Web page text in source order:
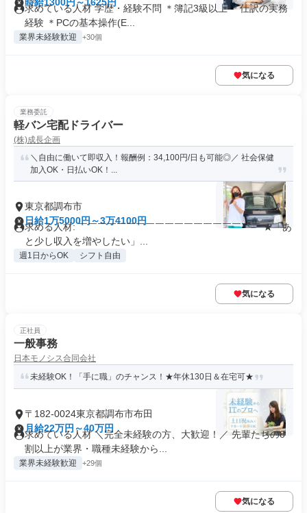
求めている人材 学歴・経験不問 ＊簿記3級以上 ＊仕訳の実務
経験 ＊PCの基本操作(E...
業界未経験歓迎 +30個
気になる
業務委託
軽バン宅配ドライバー
(株)成長企画
＼自由に働いて即収入！報酬例：34,100円/日も可能◎／ 社会保健
加入OK・日払いOK！...
東京都調布市
日給1万5000円～3万4100円
求める人材: ￣￣￣￣￣￣￣￣￣￣￣￣￣￣￣￣￣￣￣ ★「あ
と少し収入を増やしたい」...
週1日からOK シフト自由
気になる
正社員
一般事務
日本モノシス合同会社
未経験OK！「手に職」のチャンス！★年休130日＆在宅可★
〒182-0024東京都調布市布田
月給22万円～40万円
求めている人材 ＼完全未経験の方、大歓迎！／ 先輩たちの8
割以上が業界・職種未経験から...
業界未経験歓迎 +29個
気になる